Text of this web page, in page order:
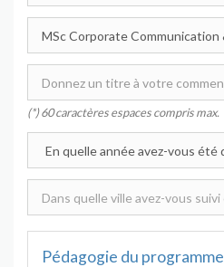
(*) 60 caractères espaces compris max.
Pédagogie du programme